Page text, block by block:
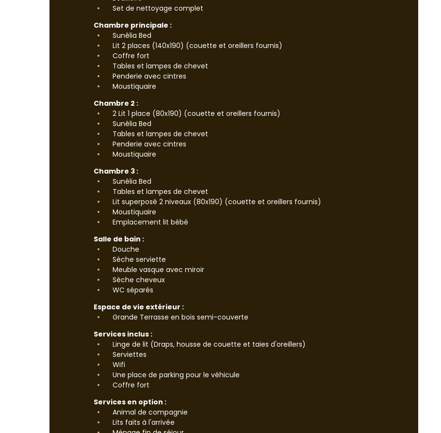
Set de nettoyage complet
Chambre principale :
Sunêlia Bed
Lit 2 places (140x190) (couette et oreillers fournis)
Coffre fort
Tables et lampes de chevet
Penderie avec cintres
Moustiquaire
Chambre 2 :
2 Lit 1 place (80x190) (couette et oreillers fournis)
Sunêlia Bed
Tables et lampes de chevet
Penderie avec cintres
Moustiquaire
Chambre 3 :
Sunêlia Bed
Tables et lampes de chevet
Lit superposé 2 niveaux (80x190) (couette et oreillers fournis)
Moustiquaire
Emplacement lit bébé
Salle de bain :
Douche
Sèche serviette
Meuble vasque avec miroir
Sèche cheveux
WC séparés
Espace de vie extérieur :
Grande Terrasse en bois semi-couverte
Services inclus :
Linge de lit (Draps, housse de couette et taies d'oreillers)
Serviettes
Wifi
Une place de parking pour le véhicule
Coffre fort
Services en option :
Animal de compagnie
Lits faits à l'arrivée